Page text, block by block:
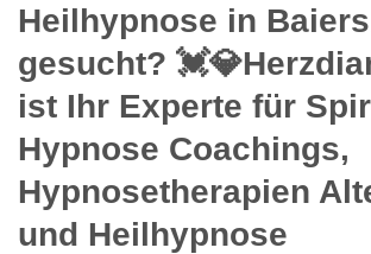
Heilhypnose in
gesucht?
ist Ihr Experte für
Hypnose Coachings,
Hypnosetherapien
und Heilhypnose